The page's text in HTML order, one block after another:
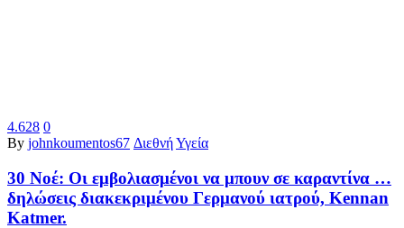
4.628 0
By johnkoumentos67 ΔιεθνήΥγεία
30 Νοέ: Οι εμβολιασμένοι να μπουν σε καραντίνα …
δηλώσεις διακεκριμένου Γερμανού ιατρού, Kennan
Katmer.